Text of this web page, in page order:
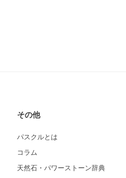
その他
パスクルとは
コラム
天然石・パワーストーン辞典